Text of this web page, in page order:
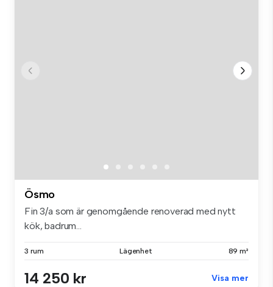
Ösmo
Fin 3/a som är genomgående renoverad med nytt
kök, badrum...
3 rum Lägenhet 89 m²
14 250 kr Visa mer